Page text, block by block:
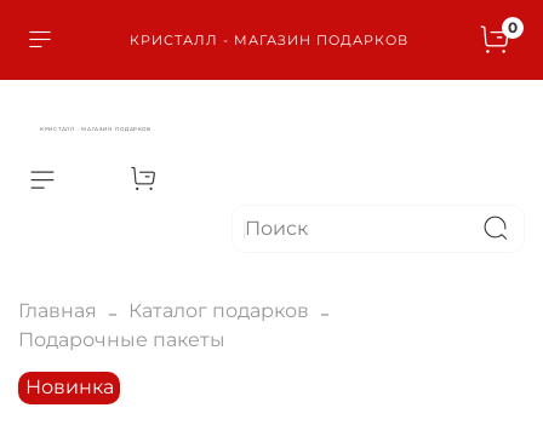
КРИСТАЛЛ - МАГАЗИН ПОДАРКОВ
0
КРИСТАЛЛ - МАГАЗИН ПОДАРКОВ
Главная
Каталог подарков
Подарочные пакеты
Новинка